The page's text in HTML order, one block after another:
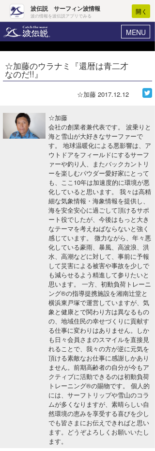
波伝説 サーフィン波情報
波の情報を波伝説アプリでみる
開く
MENU
ヘルプ マイホーム
ログイン
波情報･概況
WAVE HUNTER波予想ツール
サーフィンエリアガイド
会員メニュー
今月のプレゼント
☆加藤のウラナミ『還暦は青二才
なのだ!!』
☆加藤 2017.12.12
☆加藤
会社の創業者兼代表です。 波乗りと
海と雪山が大好きなサーファーで
す。 地球温暖化による悪影響は、ア
ウトドアをフィールドにするサーフ
ァーや釣り人、またバックカントリ
ーを楽しむパウダー愛好家にとって
も、ここ10年は加速度的に環境が悪
化していると思います。 我々は高精
細な気象情報・海象情報を提供し、
海を安全安心に過ごして頂けるサポ
ート役でしたが、今後はもっと大き
なテーマを考えねばならないと強く
感じています。 微力ながら、年々悪
化している豪雨、暴風、高波浪、洪
水、高潮などに対して、事前に予報
して災害による被害や事故を少しで
も減らせるよう精進して参りたいと
思います。 一方、初動負荷トレーニ
ング®の指導提携施設を湘南辻堂と
横浜東戸塚で運営していますが、気
象と健康とで関わり方は異なるもの
の、地域住民の幸せづくりに貢献す
る仕事に変わりはありません。しか
も日々会員さまのスマイルを直接見
れることで、我々の方が逆に元気を
頂ける素敵なお仕事に感謝しかあり
ません。前期高齢者の自分が今もア
クティブに活動できるのは初動負荷
トレーニング®の賜物です。 個人的
には、サーフトリップや雪山のコラ
ムが多くなりますが、素晴らしい自
然環境の恵みを享受する喜びを少し
でも皆さまにお伝えできればと思い
ます。どうぞよろしくお願いいたし
ます。
Core Surf Japan
アート＆エンタメ
ショップ情報
ショップ情報
ルール＆How to
サーファーズ
ライター/寄稿メディア
Core Surf Japan